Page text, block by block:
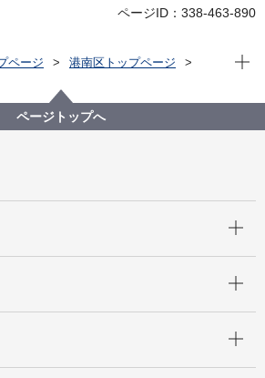
ページID：338-463-890
ページ
港南区トップページ
ダイアリー 2025（令和７）年度
現在
ページトップへ